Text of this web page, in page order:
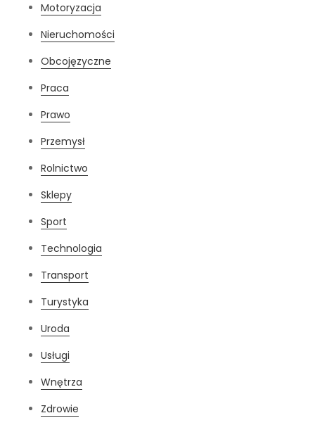
Motoryzacja
Nieruchomości
Obcojęzyczne
Praca
Prawo
Przemysł
Rolnictwo
Sklepy
Sport
Technologia
Transport
Turystyka
Uroda
Usługi
Wnętrza
Zdrowie